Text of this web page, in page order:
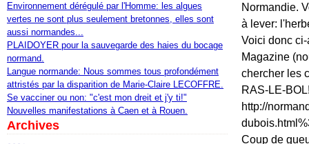
Environnement dérégulé par l'Homme: les algues
vertes ne sont plus seulement bretonnes, elles sont
aussi normandes...
PLAIDOYER pour la sauvegarde des haies du bocage
normand.
Langue normande: Nous sommes tous profondément
attristés par la disparition de Marie-Claire LECOFFRE.
Se vacciner ou non: "c'est mon dreit et j'y ti!"
Nouvelles manifestations à Caen et à Rouen.
Archives
Normandie.
à lever:
Voici donc
Magazine
chercher les
RAS-LE-BOL!
http://
Coup de